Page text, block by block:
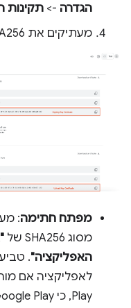
הגדרה -> תקינות
מעתיקים את SHA256 של המפתח המתאים:
מפתח חתימה:
מסוג SHA256 של
האפליקציה".